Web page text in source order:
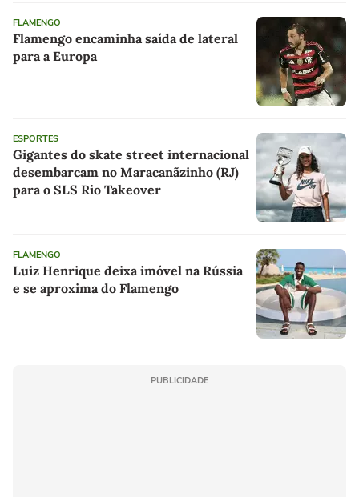
FLAMENGO
Flamengo encaminha saída de lateral
para a Europa
ESPORTES
Gigantes do skate street internacional
desembarcam no Maracanãzinho (RJ)
para o SLS Rio Takeover
FLAMENGO
Luiz Henrique deixa imóvel na Rússia
e se aproxima do Flamengo
PUBLICIDADE